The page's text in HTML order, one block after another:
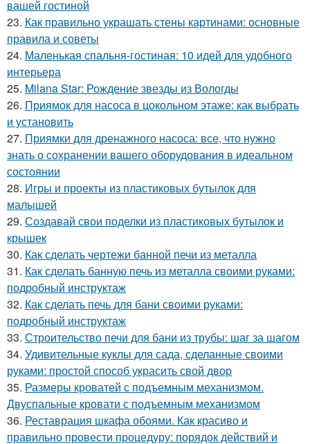
вашей гостиной
23. Как правильно украшать стены картинами: основные
правила и советы
24. Маленькая спальня-гостиная: 10 идей для удобного
интерьера
25. Milana Star: Рождение звезды из Вологды
26. Приямок для насоса в цокольном этаже: как выбрать
и установить
27. Приямки для дренажного насоса: все, что нужно
знать о сохранении вашего оборудования в идеальном
состоянии
28. Игры и проекты из пластиковых бутылок для
малышей
29. Создавай свои поделки из пластиковых бутылок и
крышек
30. Как сделать чертежи банной печи из металла
31. Как сделать банную печь из металла своими руками:
подробный инструктаж
32. Как сделать печь для бани своими руками:
подробный инструктаж
33. Строительство печи для бани из трубы: шаг за шагом
34. Удивительные куклы для сада, сделанные своими
руками: простой способ украсить свой двор
35. Размеры кроватей с подъемным механизмом.
Двуспальные кровати с подъемным механизмом
36. Реставрация шкафа обоями. Как красиво и
правильно провести процедуру: порядок действий и